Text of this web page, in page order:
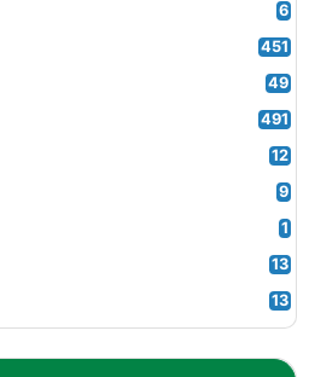
6
451
49
491
12
9
1
13
13